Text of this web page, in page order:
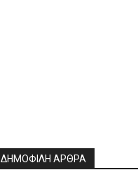
ΔΗΜΟΦΙΛΗ ΑΡΘΡΑ